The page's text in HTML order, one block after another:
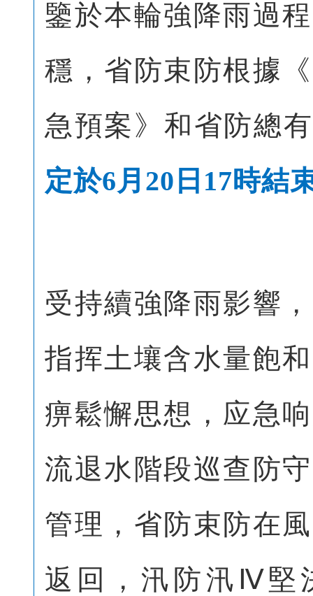
鑒於本輪強降雨過
穩，省防束防根據
急預案》和省防總
定於6月20日17時結
受持續強降雨影響
指挥土壤含水量飽
痹鬆懈思想，应急
流退水階段巡查防
管理，省防束防在
返回，汛防汛Ⅳ堅